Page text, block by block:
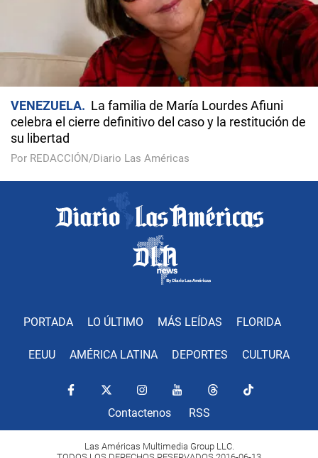
VENEZUELA
La familia de María Lourdes Afiuni
celebra el cierre definitivo del caso y la restitución de
su libertad
Por REDACCIÓN/Diario Las Américas
PORTADA LO ÚLTIMO MÁS LEÍDAS FLORIDA
EEUU AMÉRICA LATINA DEPORTES CULTURA
Contactenos RSS
Las Américas Multimedia Group LLC.